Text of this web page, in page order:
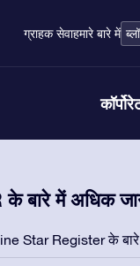
ग्राहक सेवाहमारे बारे में
बारे में अधिक
Star Register के